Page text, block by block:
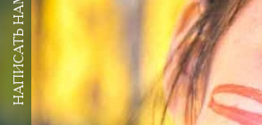
НАПИСАТЬ НАМ